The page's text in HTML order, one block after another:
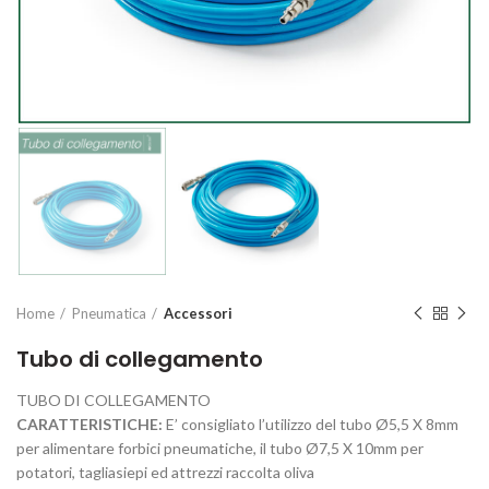
Home Pneumatica Accessori
Tubo di collegamento
TUBO DI COLLEGAMENTO
CARATTERISTICHE: E’ consigliato l’utilizzo del tubo Ø5,5 X 8mm
per alimentare forbici pneumatiche, il tubo Ø7,5 X 10mm per
potatori, tagliasiepi ed attrezzi raccolta oliva